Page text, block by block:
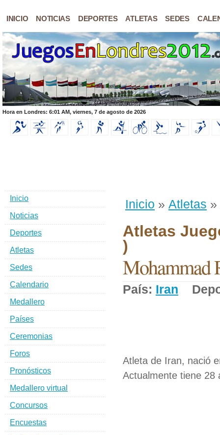
INICIO NOTICIAS DEPORTES ATLETAS SEDES
Hora en Londres: 6:01 AM, viernes, 7 de agosto de 2026
Inicio » Atletas »
Atletas
)
Mohammad
País: Iran
Atleta de Iran, nació
Actualmente tiene 28
Inicio
Noticias
Deportes
Atletas
Sedes
Calendario
Medallero
Países
Ceremonias
Foros
Pronósticos
Medallero virtual
Concursos
Encuestas